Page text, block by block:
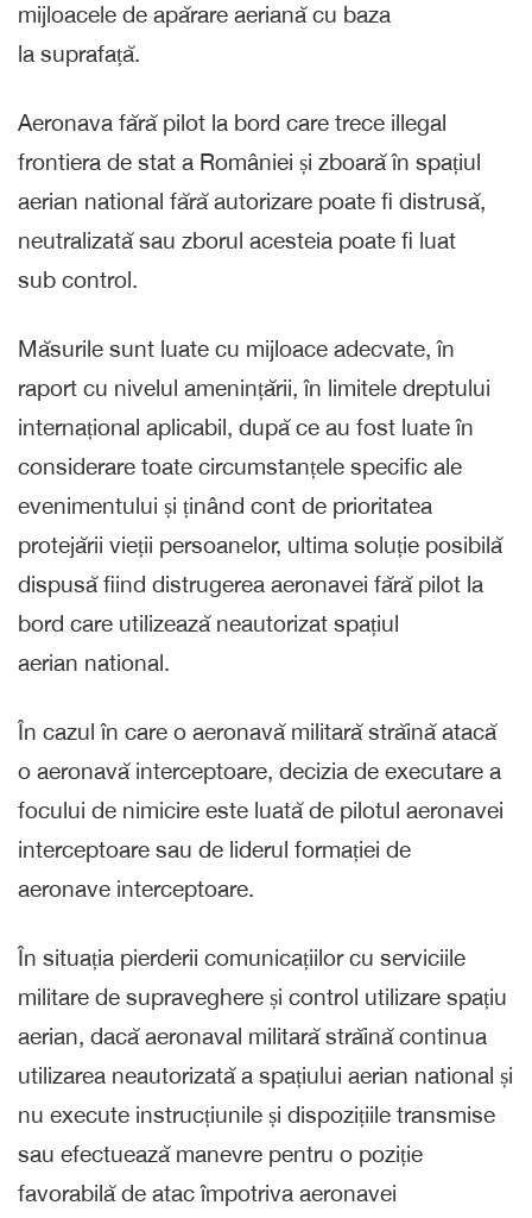
mijloacele de apărare aeriană cu baza
la suprafață.
Aeronava fără pilot la bord care trece illegal
frontiera de stat a României și zboară în spațiul
aerian national fără autorizare poate fi distrusă,
neutralizată sau zborul acesteia poate fi luat
sub control.
Măsurile sunt luate cu mijloace adecvate, în
raport cu nivelul amenințării, în limitele dreptului
internațional aplicabil, după ce au fost luate în
considerare toate circumstanțele specific ale
evenimentului și ținând cont de prioritatea
protejării vieții persoanelor, ultima soluție posibilă
dispusă fiind distrugerea aeronavei fără pilot la
bord care utilizează neautorizat spațiul
aerian national.
În cazul în care o aeronavă militară străină atacă
o aeronavă interceptoare, decizia de executare a
focului de nimicire este luată de pilotul aeronavei
interceptoare sau de liderul formației de
aeronave interceptoare.
În situația pierderii comunicațiilor cu serviciile
militare de supraveghere și control utilizare spațiu
aerian, dacă aeronaval militară străină continua
utilizarea neautorizată a spațiului aerian national și
nu execute instrucțiunile și dispozițiile transmise
sau efectuează manevre pentru o poziție
favorabilă de atac împotriva aeronavei